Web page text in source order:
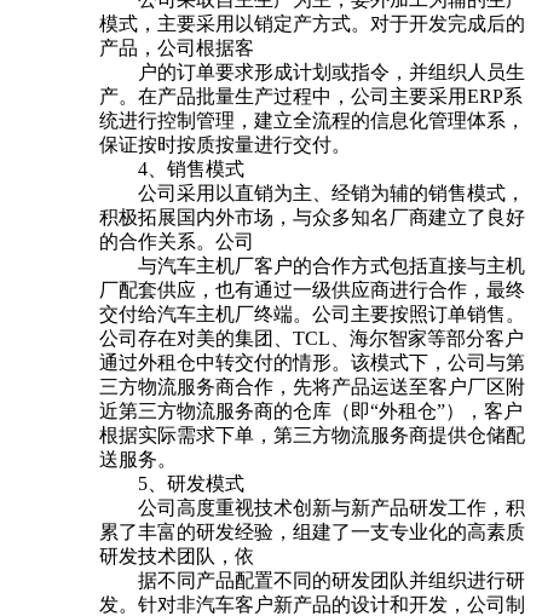
模式，主要采用以销定产方式。对于开发完成后的
产品，公司根据客
户的订单要求形成计划或指令，并组织人员生
产。在产品批量生产过程中，公司主要采用ERP系
统进行控制管理，建立全流程的信息化管理体系，
保证按时按质按量进行交付。
4、销售模式
公司采用以直销为主、经销为辅的销售模式，
积极拓展国内外市场，与众多知名厂商建立了良好
的合作关系。公司
与汽车主机厂客户的合作方式包括直接与主机
厂配套供应，也有通过一级供应商进行合作，最终
交付给汽车主机厂终端。公司主要按照订单销售。
公司存在对美的集团、TCL、海尔智家等部分客户
通过外租仓中转交付的情形。该模式下，公司与第
三方物流服务商合作，先将产品运送至客户厂区附
近第三方物流服务商的仓库（即“外租仓”），客户
根据实际需求下单，第三方物流服务商提供仓储配
送服务。
5、研发模式
公司高度重视技术创新与新产品研发工作，积
累了丰富的研发经验，组建了一支专业化的高素质
研发技术团队，依
据不同产品配置不同的研发团队并组织进行研
发。针对非汽车客户新产品的设计和开发，公司制